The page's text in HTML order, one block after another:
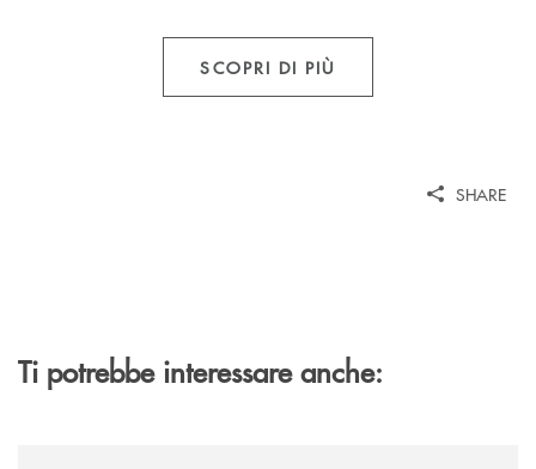
SCOPRI DI PIÙ
SHARE
Ti potrebbe interessare anche: